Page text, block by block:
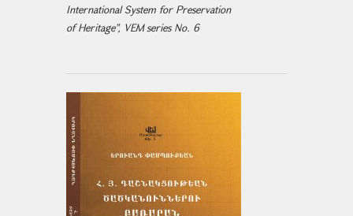
International System for Preservation
of Heritage", VEM series No. 6